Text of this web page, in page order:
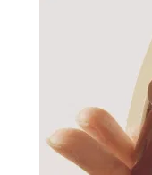
СТАТЬИ